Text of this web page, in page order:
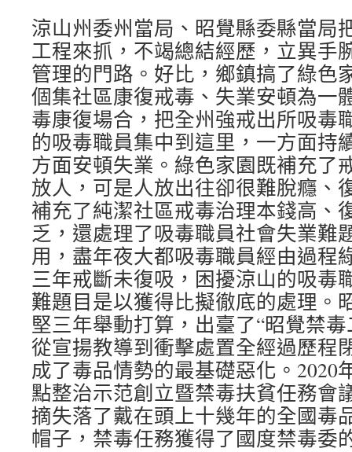
涼山州委州當局、昭覺縣委縣當局
工程來抓，不竭總結經歷，立異手
管理的門路。好比，鄉鎮搞了綠色
個集社區康復戒毒、失業安頓為一
毒康復場合，把全州強戒出所吸毒
的吸毒職員集中到這里，一方面持
方面安頓失業。綠色家園既補充了
放人，可是人放出往卻很難脫癮、
補充了純潔社區戒毒治理本錢高、
乏，還處理了吸毒職員社會失業難
用，盡年夜大都吸毒職員經由過程
三年戒斷未復吸，困擾涼山的吸毒
難題目是以獲得比擬徹底的處理。
堅三年舉動打算，出臺了“昭覺禁
從宣揚教導到衝擊處置全經過歷程
成了毒品情勢的最基礎惡化。2020
點整治示范創立暨禁毒扶貧任務會
摘失落了戴在頭上十幾年的全國毒
帽子，禁毒任務獲得了國度禁毒委